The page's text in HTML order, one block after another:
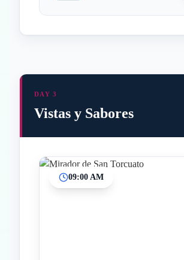
DAY 3
Vistas y Sabores
09:00 AM